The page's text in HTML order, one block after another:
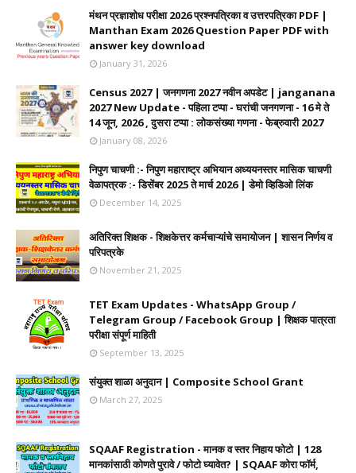
मंथन प्रज्ञाशोध परीक्षा 2026 प्रश्नपत्रिका व उत्तरपत्रिका PDF |
Manthan Exam 2026 Question Paper PDF with
answer key download
January 31, 2026
Census 2027 | जनगणना 2027 नवीन अपडेट | janganana
2027 New Update - पहिला टप्पा - घरांची जनगणना - 16 मे ते
14 जून, 2026 , दुसरा टप्पा : लोकसंख्या गणना - फेब्रुवारी 2027
January 08, 2026
निपुण चाचणी :- निपुण महाराष्ट्र अभियान अध्ययनस्तर मासिक चाचणी
वेळापत्रक :- डिसेंबर 2025 ते मार्च 2026 | डेमो व्हिडिओ लिंक
December 14, 2025
अतिरिक्त शिक्षक - शिक्षकेत्तर कर्मचाऱ्यांचे समायोजन | शासन निर्णय व
परिपत्रके
November 21, 2025
TET Exam Updates - WhatsApp Group /
Telegram Group / Facebook Group | शिक्षक पात्रता
परीक्षा संपूर्ण माहिती
September 13, 2025
संयुक्त शाळा अनुदान | Composite School Grant
March 27, 2025
SQAAF Registration - मानक व स्तर निहाय फोटो | 128
मानकांसाठी कोणते पुरावे / फोटो घ्यावेत? | SQAAF कोरा फॉर्म,